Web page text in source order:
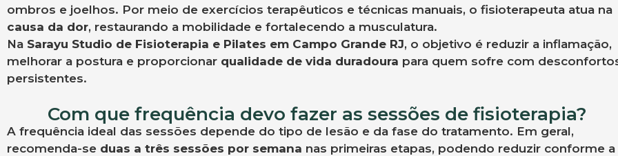
ombros e joelhos. Por meio de exercícios terapêuticos e técnicas manuais, o fisioterapeuta atua na
causa da dor, restaurando a mobilidade e fortalecendo a musculatura.
Na Sarayu Studio de Fisioterapia e Pilates em Campo Grande RJ, o objetivo é reduzir a inflamação,
melhorar a postura e proporcionar qualidade de vida duradoura para quem sofre com
persistentes.
Com que frequência devo fazer as sessões de fisioterapia?
A frequência ideal das sessões depende do tipo de lesão e da fase do tratamento. Em geral,
recomenda-se duas a três sessões por semana nas primeiras etapas, podendo reduzir conforme a